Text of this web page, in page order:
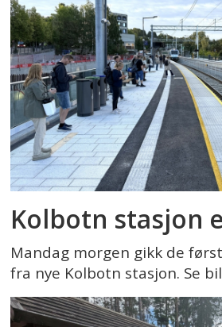
Kolbotn stasjon
Mandag morgen gikk de
fra nye Kolbotn stasjon. Se